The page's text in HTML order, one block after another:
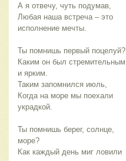
А я отвечу, чуть подумав,
Любая наша встреча – это
исполнение мечты.
Ты помнишь первый поцелуй?
Каким он был стремительным
и ярким.
Таким запомнился июль,
Когда на море мы поехали
украдкой.
Ты помнишь берег, солнце,
море?
Как каждый день миг ловили